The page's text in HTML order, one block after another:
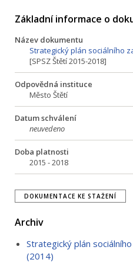
Základní informace o
Název dokumentu
Strategický plán sociálního
[SPSZ Štětí 2015-2018]
Odpovědná instituce
Město Štětí
Datum schválení
neuvedeno
Doba platnosti
2015 - 2018
DOKUMENTACE KE STAŽENÍ
Archiv
Strategický plán
(2014)